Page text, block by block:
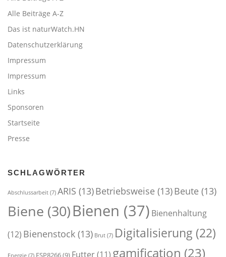
Alle Beiträge A-Z
Das ist naturWatch.HN
Datenschutzerklärung
Impressum
Impressum
Links
Sponsoren
Startseite
Presse
SCHLAGWÖRTER
Abschlussarbeit (7) ARIS (13)Betriebsweise (13)Beute (13)
Biene (30)Bienen (37) Bienenhaltung
(12) Bienenstock (13) Brut (7) Digitalisierung (22)
Energie (7) ESP8266(9) Futter(11) gamification (23)